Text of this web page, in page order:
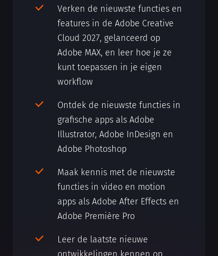
Verken de nieuwste functies en
features in de Adobe Creative
Cloud 2027, gelanceerd op
Adobe MAX, en leer hoe je ze
kunt toepassen in je eigen
workflow
Ontdek de nieuwste functies in
grafische apps als Adobe
Illustrator, Adobe InDesign en
Adobe Photoshop
Maak kennis met de nieuwste
functies in video en motion
apps als Adobe After Effects en
Adobe Première Pro
Leer de laatste nieuwe